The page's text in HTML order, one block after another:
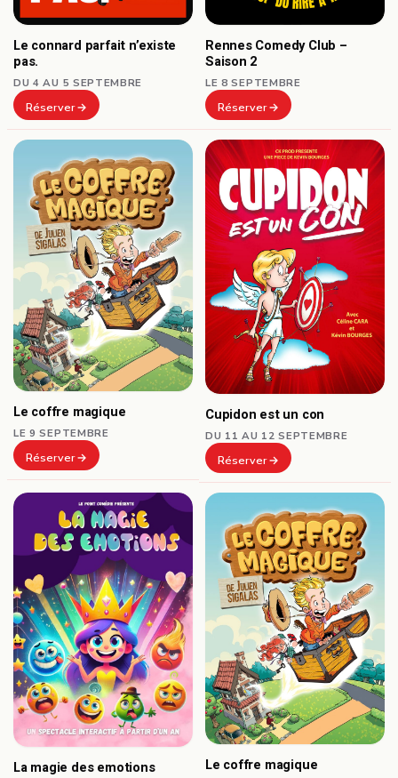
Le connard parfait n’existe
pas.
DU 4 AU 5 SEPTEMBRE
Réserver
Rennes Comedy Club –
Saison 2
LE 8 SEPTEMBRE
Réserver
Le coffre magique
LE 9 SEPTEMBRE
Réserver
Cupidon est un con
DU 11 AU 12 SEPTEMBRE
Réserver
La magie des emotions Le coffre magique